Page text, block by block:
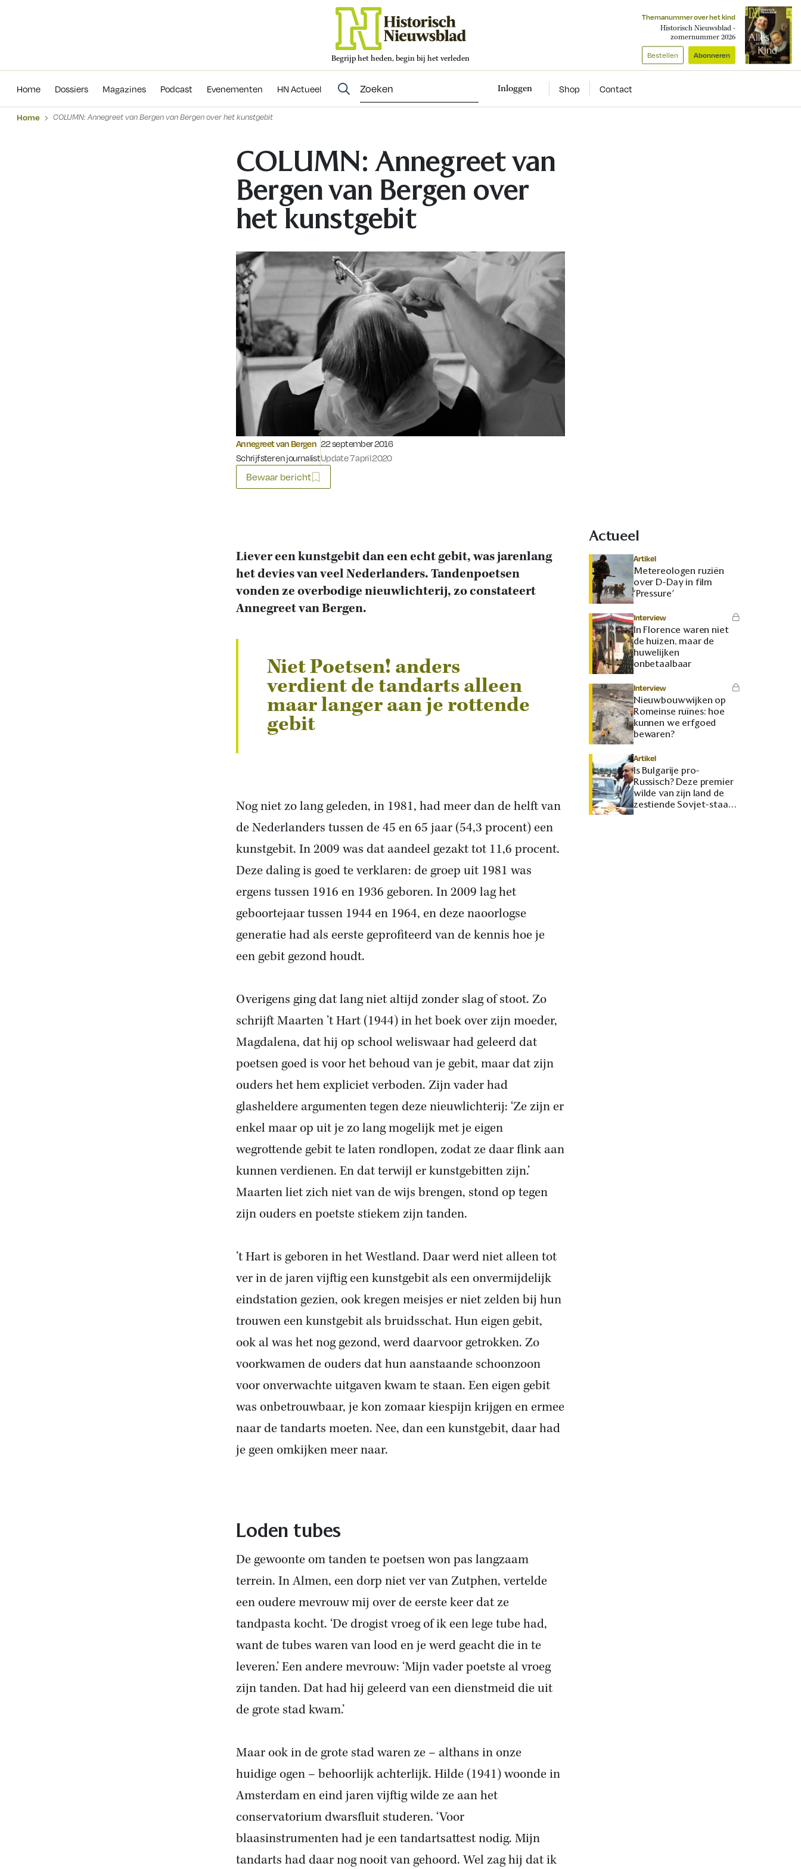
Begrijp het heden, begin bij het verleden
Themanummer over het kind
Historisch Nieuwsblad -
zomernummer 2026
Bestellen Abonneren
Home Dossiers Magazines Podcast Evenementen HN Actueel Inloggen Shop Contact
Evenementen
Home COLUMN: Annegreet van Bergen van Bergen over het kunstgebit
COLUMN: Annegreet van
Bergen van Bergen over
het kunstgebit
Annegreet van Bergen
Schrijfster en journalist
Gepubliceerd op:
22 september 2016
Update 7 april 2020
Bewaar bericht
Liever een kunstgebit dan een echt gebit, was jarenlang
het devies van veel Nederlanders. Tandenpoetsen
vonden ze overbodige nieuwlichterij, zo constateert
Annegreet van Bergen.
Niet Poetsen! anders
verdient de tandarts alleen
maar langer aan je rottende
gebit
Nog niet zo lang geleden, in 1981, had meer dan de helft van
de Nederlanders tussen de 45 en 65 jaar (54,3 procent) een
kunstgebit. In 2009 was dat aandeel gezakt tot 11,6 procent.
Deze daling is goed te verklaren: de groep uit 1981 was
ergens tussen 1916 en 1936 geboren. In 2009 lag het
geboortejaar tussen 1944 en 1964, en deze naoorlogse
generatie had als eerste geprofiteerd van de kennis hoe je
een gebit gezond houdt.
Overigens ging dat lang niet altijd zonder slag of stoot. Zo
schrijft Maarten ’t Hart (1944) in het boek over zijn moeder,
Magdalena, dat hij op school weliswaar had geleerd dat
poetsen goed is voor het behoud van je gebit, maar dat zijn
ouders het hem expliciet verboden. Zijn vader had
glasheldere argumenten tegen deze nieuwlichterij: ‘Ze zijn er
enkel maar op uit je zo lang mogelijk met je eigen
wegrottende gebit te laten rondlopen, zodat ze daar flink aan
kunnen verdienen. En dat terwijl er kunstgebitten zijn.’
Maarten liet zich niet van de wijs brengen, stond op tegen
zijn ouders en poetste stiekem zijn tanden.
’t Hart is geboren in het Westland. Daar werd niet alleen tot
ver in de jaren vijftig een kunstgebit als een onvermijdelijk
eindstation gezien, ook kregen meisjes er niet zelden bij hun
trouwen een kunstgebit als bruidsschat. Hun eigen gebit,
ook al was het nog gezond, werd daarvoor getrokken. Zo
voorkwamen de ouders dat hun aanstaande schoonzoon
voor onverwachte uitgaven kwam te staan. Een eigen gebit
was onbetrouwbaar, je kon zomaar kiespijn krijgen en ermee
naar de tandarts moeten. Nee, dan een kunstgebit, daar had
je geen omkijken meer naar.
Loden tubes
De gewoonte om tanden te poetsen won pas langzaam
terrein. In Almen, een dorp niet ver van Zutphen, vertelde
een oudere mevrouw mij over de eerste keer dat ze
tandpasta kocht. ‘De drogist vroeg of ik een lege tube had,
want de tubes waren van lood en je werd geacht die in te
leveren.’ Een andere mevrouw: ‘Mijn vader poetste al vroeg
zijn tanden. Dat had hij geleerd van een dienstmeid die uit
de grote stad kwam.’
Maar ook in de grote stad waren ze – althans in onze
huidige ogen – behoorlijk achterlijk. Hilde (1941) woonde in
Amsterdam en eind jaren vijftig wilde ze aan het
conservatorium dwarsfluit studeren. ‘Voor
blaasinstrumenten had je een tandartsattest nodig. Mijn
tandarts had daar nog nooit van gehoord. Wel zag hij dat ik
Actueel
Artikel
Metereologen ruziën
over D-Day in film
‘Pressure’
Interview
In Florence waren niet
de huizen, maar de
huwelijken
onbetaalbaar
Interview
Nieuwbouwwijken op
Romeinse ruïnes: hoe
kunnen we erfgoed
bewaren?
Artikel
Is Bulgarije pro-
Russisch? Deze premier
wilde van zijn land de
zestiende Sovjet-staat
maken